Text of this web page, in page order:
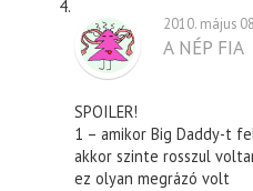
2010. május
A NÉP FIA
SPOILER!
1 – amikor Big Daddy-t
akkor szinte rosszul
ez olyan megrázó volt